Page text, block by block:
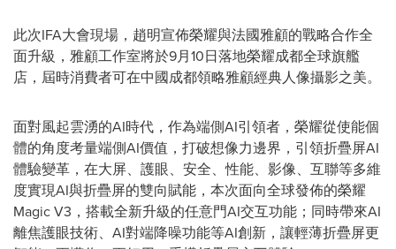
此次IFA大會現場，趙明宣佈榮耀與法國雅顧的戰略合作全
面升級，雅顧工作室將於9月10日落地榮耀成都全球旗艦
店，屆時消費者可在中國成都領略雅顧經典人像攝影之美。
面對風起雲湧的AI時代，作為端側AI引領者，榮耀從使能個
體的角度考量端側AI價值，打破想像力邊界，引領折疊屏AI
體驗變革，在大屏、護眼、安全、性能、影像、互聯等多維
度實現AI與折疊屏的雙向賦能，本次面向全球發佈的榮耀
Magic V3，搭載全新升級的任意門AI交互功能；同時帶來AI
離焦護眼技術、AI對端降噪功能等AI創新，讓輕薄折疊屏更